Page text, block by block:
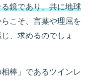
鏡であり、共に地球
らこそ、言葉や理屈を
、求めるのでしょ
棒」であるツインレ